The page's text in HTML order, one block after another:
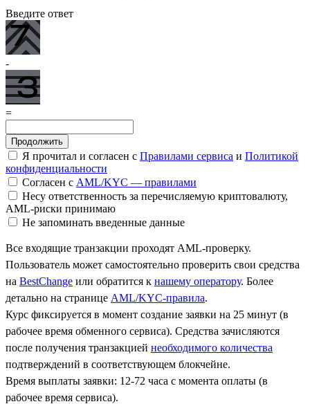
Введите ответ
-
=
Я прочитал и согласен с Правилами сервиса и Политикой
конфиденциальности
Согласен с AML/KYC — правилами
Несу ответственность за перечисляемую криптовалюту,
AML-риски принимаю
Не запоминать введенные данные
Все входящие транзакции проходят AML-проверку.
Пользователь может самостоятельно проверить свои средства
на BestChange или обратится к нашему оператору. Более
детально на странице AML/KYC-правила.
Курс фиксируется в момент создание заявки на 25 минут (в
рабочее время обменного сервиса). Средства зачисляются
после получения транзакцией необходимого количества
подтверждений в соответствующем блокчейне.
Время выплаты заявки: 12-72 часа с момента оплаты (в
рабочее время сервиса).